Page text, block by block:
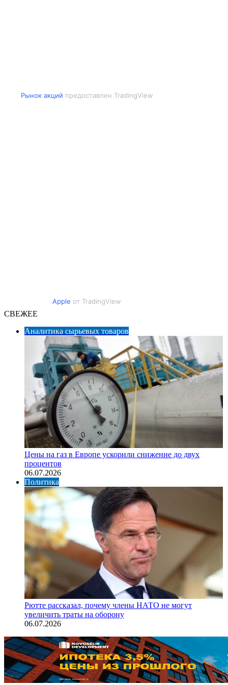
Рынок акций предоставлен TradingView
Apple от TradingView
СВЕЖЕЕ
Аналитика сырьевых товаров
Цены на газ в Европе ускорили снижение до двух
процентов
06.07.2026
Политика
Рютте рассказал, почему члены НАТО не могут
увеличить траты на оборону
06.07.2026